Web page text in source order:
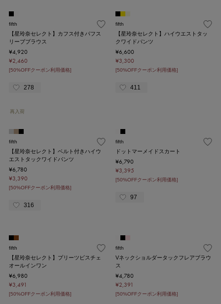
fifth
【星玲奈セレクト】カフス付きパフス
リーブブラウス
¥4,920
¥2,460
[50%OFFクーポン利用価格]
278
fifth
【星玲奈セレクト】ハイウエストタッ
クワイドパンツ
¥6,600
¥3,300
[50%OFFクーポン利用価格]
411
再入荷
fifth
【星玲奈セレクト】ベルト付きハイウ
エストタックワイドパンツ
¥6,780
¥3,390
[50%OFFクーポン利用価格]
316
fifth
ドットマーメイドスカート
¥6,790
¥3,395
[50%OFFクーポン利用価格]
97
fifth
【星玲奈セレクト】プリーツビスチェ
オールインワン
¥6,980
¥3,491
[50%OFFクーポン利用価格]
fifth
Vネックショルダータックフレアブラウ
ス
¥4,780
¥2,391
[50%OFFクーポン利用価格]